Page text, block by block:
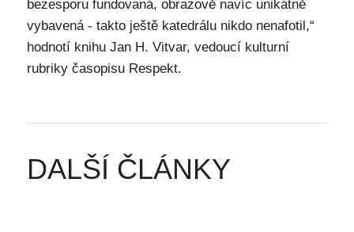
bezesporu fundovaná, obrazově navíc unikátně
vybavená - takto ještě katedrálu nikdo nenafotil,“
hodnotí knihu Jan H. Vitvar, vedoucí kulturní
rubriky časopisu Respekt.
DALŠÍ ČLÁNKY